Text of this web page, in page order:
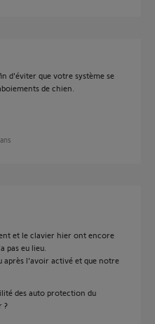
d'éviter que votre système se
de chien.
et le clavier hier ont encore
pas eu lieu.
après l'avoir activé et que notre
des auto protection du
?